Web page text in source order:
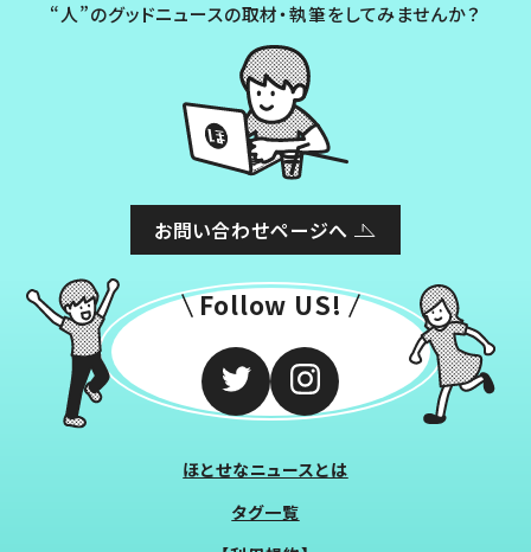
“人”のグッドニュースの取材・執筆をしてみませんか？
お問い合わせページへ
Follow US!
ほとせなニュースとは
タグ一覧